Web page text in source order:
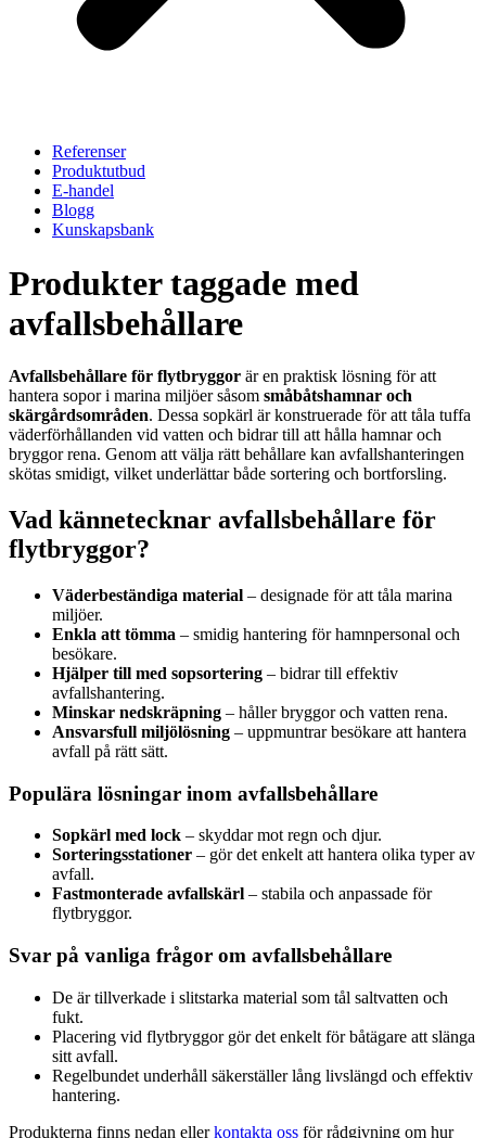
Referenser
Produktutbud
E-handel
Blogg
Kunskapsbank
Produkter taggade med
avfallsbehållare
Avfallsbehållare för flytbryggor är en praktisk lösning för att
hantera sopor i marina miljöer såsom småbåtshamnar och
skärgårdsområden. Dessa sopkärl är konstruerade för att tåla tuffa
väderförhållanden vid vatten och bidrar till att hålla hamnar och
bryggor rena. Genom att välja rätt behållare kan avfallshanteringen
skötas smidigt, vilket underlättar både sortering och bortforsling.
Vad kännetecknar avfallsbehållare för
flytbryggor?
Väderbeständiga material – designade för att tåla marina
miljöer.
Enkla att tömma – smidig hantering för hamnpersonal och
besökare.
Hjälper till med sopsortering – bidrar till effektiv
avfallshantering.
Minskar nedskräpning – håller bryggor och vatten rena.
Ansvarsfull miljölösning – uppmuntrar besökare att hantera
avfall på rätt sätt.
Populära lösningar inom avfallsbehållare
Sopkärl med lock – skyddar mot regn och djur.
Sorteringsstationer – gör det enkelt att hantera olika typer av
avfall.
Fastmonterade avfallskärl – stabila och anpassade för
flytbryggor.
Svar på vanliga frågor om avfallsbehållare
De är tillverkade i slitstarka material som tål saltvatten och
fukt.
Placering vid flytbryggor gör det enkelt för båtägare att slänga
sitt avfall.
Regelbundet underhåll säkerställer lång livslängd och effektiv
hantering.
Produkterna finns nedan ellerkontakta oss för rådgivning om hur